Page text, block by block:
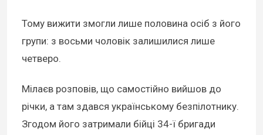
Тому вижити змогли лише половина осіб з його
групи: з восьми чоловік залишилися лише
четверо.
Мілаєв розповів, що самостійно вийшов до
річки, а там здався українському безпілотнику.
Згодом його затримали бійці 34-ї бригади